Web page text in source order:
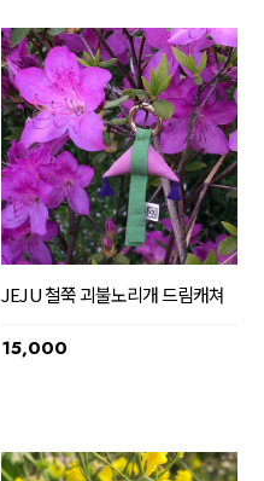
JEJU 철쭉 괴불노리개 드림캐쳐
15,000